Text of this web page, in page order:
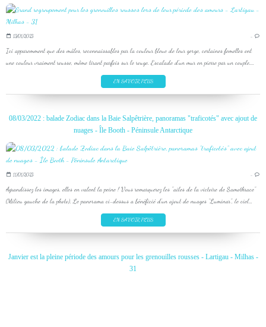
13/01/2023 …
Ici apparemment que des mâles, reconnaissables par la couleur bleue de leur gorge, certaines femelles ont
une couleur vraiment rousse, même tirant parfois sur le rouge. Escalade d'un mur en pierre par un couple....
EN SAVOIR PLUS
08/03/2022 : balade Zodiac dans la Baie Salpêtrière, panoramas "traficotés" avec ajout de
nuages - Île Booth - Péninsule Antarctique
11/01/2023 …
Agrandissez les images, elles en valent la peine ! Vous remarquerez les "ailes de la victoire de Samothrace"
(Milieu gauche de la photo). Le panorama ci-dessus a bénéficié d'un ajout de nuages "Luminar", le ciel...
EN SAVOIR PLUS
Janvier est la pleine période des amours pour les grenouilles rousses - Lartigau - Milhas -
31